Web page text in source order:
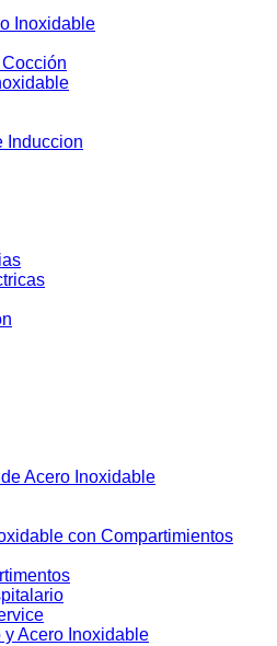
Inoxidable
Induccion
Acero Inoxidable
con Compartimientos
Acero Inoxidable